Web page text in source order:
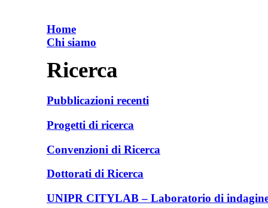
Home
Chi siamo
Ricerca
Pubblicazioni recenti
Progetti di ricerca
Convenzioni di Ricerca
Dottorati di Ricerca
UNIPR CITYLAB – Laboratorio di